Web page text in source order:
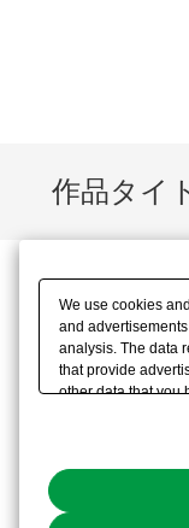
作品タイ
We use cookies
and
analysis. The data
that provide
other data that you
the use of all
You can change